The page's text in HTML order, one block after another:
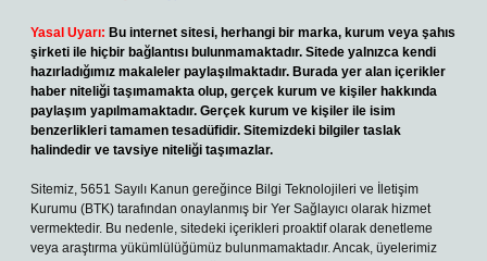
Yasal Uyarı: Bu internet sitesi, herhangi bir marka, kurum veya şahıs
şirketi ile hiçbir bağlantısı bulunmamaktadır. Sitede yalnızca kendi
hazırladığımız makaleler paylaşılmaktadır. Burada yer alan içerikler
haber niteliği taşımamakta olup, gerçek kurum ve kişiler hakkında
paylaşım yapılmamaktadır. Gerçek kurum ve kişiler ile isim
benzerlikleri tamamen tesadüfidir. Sitemizdeki bilgiler taslak
halindedir ve tavsiye niteliği taşımazlar.
Sitemiz, 5651 Sayılı Kanun gereğince Bilgi Teknolojileri ve İletişim
Kurumu (BTK) tarafından onaylanmış bir Yer Sağlayıcı olarak hizmet
vermektedir. Bu nedenle, sitedeki içerikleri proaktif olarak denetleme
veya araştırma yükümlülüğümüz bulunmamaktadır. Ancak, üyelerimiz